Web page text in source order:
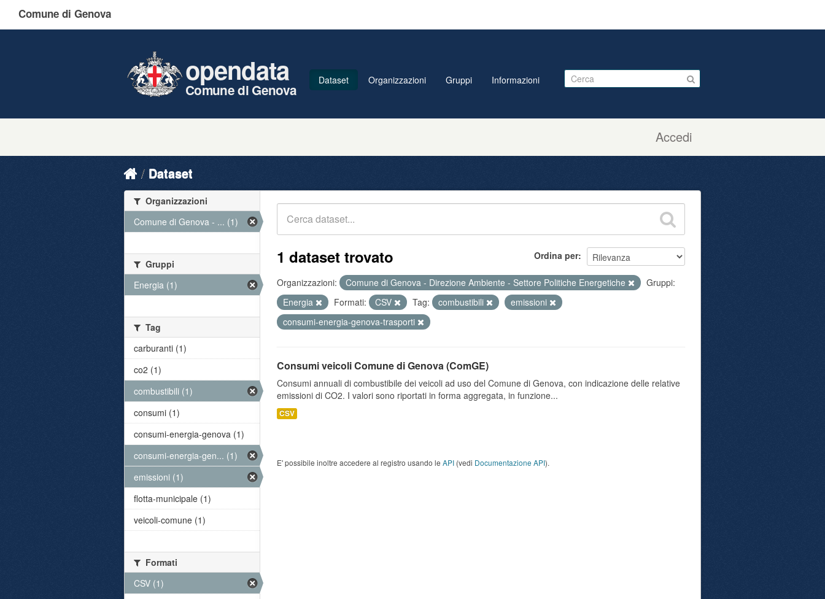
Comune di Genova
Accedi
opendata
Comune di Genova
Dataset Organizzazioni Gruppi Informazioni
Dataset
Ordina per
1 dataset trovato
Organizzazioni: Comune di Genova - Direzione Ambiente - Settore Politiche Energetiche
Gruppi:
Energia
Formati: CSV Tag: combustibili
emissioni
consumi-energia-genova-trasporti
Consumi veicoli Comune di Genova (ComGE)
Consumi annuali di combustibile dei veicoli ad uso del Comune di Genova, con indicazione delle relative
emissioni di CO2. I valori sono riportati in forma aggregata, in funzione...
CSV
E' possibile inoltre accedere al registro usando le API (vedi Documentazione API).
Organizzazioni
Comune di Genova - ... (1)
Gruppi
Energia (1)
Tag
carburanti (1)
co2 (1)
combustibili (1)
consumi (1)
consumi-energia-genova (1)
consumi-energia-gen... (1)
emissioni (1)
flotta-municipale (1)
veicoli-comune (1)
Formati
CSV (1)